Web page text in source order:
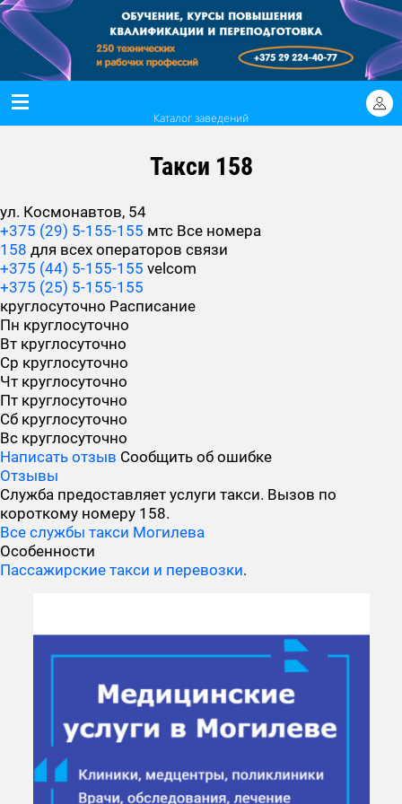
Каталог заведений
Такси 158
ул. Космонавтов, 54
+375 (29) 5-155-155 мтс Все номера
158 для всех операторов связи
+375 (44) 5-155-155 velcom
+375 (25) 5-155-155
круглосуточно Расписание
Пн круглосуточно
Вт круглосуточно
Ср круглосуточно
Чт круглосуточно
Пт круглосуточно
Сб круглосуточно
Вс круглосуточно
Написать отзыв Сообщить об ошибке
Отзывы
Служба предоставляет услуги такси. Вызов по
короткому номеру 158.
Все службы такси Могилева
Особенности
Пассажирские такси и перевозки.